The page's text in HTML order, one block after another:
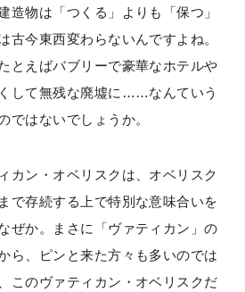
造物は「つくる」よりも「保つ」
古今東西変わらないんですよね。
とえばバブリーで豪華なホテルや
して無残な廃墟に……なんていう
ではないでしょうか。
カン・オベリスクは、オベリスク
で存続する上で特別な意味合いを
ぜか。まさに「ヴァティカン」の
ら、ピンと来た方々も多いのでは
このヴァティカン・オベリスクだ